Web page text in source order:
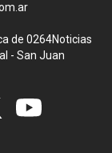
de 0264Noticias
- San Juan